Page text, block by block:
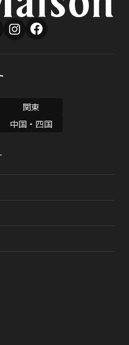
関東
中国・四国